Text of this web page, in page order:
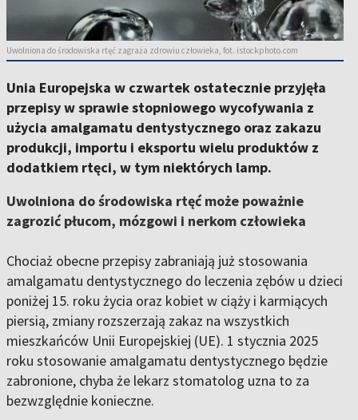
Uwolniona do środowiska rtęć zagraża zdrowiu człowieka, fot. istockphoto.com
Unia Europejska w czwartek ostatecznie przyjęła
przepisy w sprawie stopniowego wycofywania z
użycia amalgamatu dentystycznego oraz zakazu
produkcji, importu i eksportu wielu produktów z
dodatkiem rtęci, w tym niektórych lamp.
Uwolniona do środowiska rtęć może poważnie
zagrozić płucom, mózgowi i nerkom człowieka
Chociaż obecne przepisy zabraniają już stosowania
amalgamatu dentystycznego do leczenia zębów u dzieci
poniżej 15. roku życia oraz kobiet w ciąży i karmiących
piersią, zmiany rozszerzają zakaz na wszystkich
mieszkańców Unii Europejskiej (UE). 1 stycznia 2025
roku stosowanie amalgamatu dentystycznego będzie
zabronione, chyba że lekarz stomatolog uzna to za
bezwzględnie konieczne.